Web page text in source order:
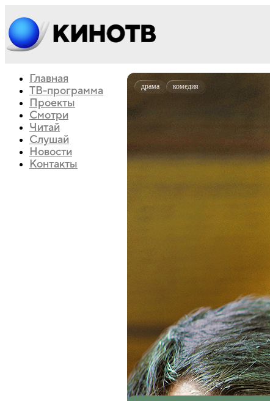
Главная
ТВ-программа
Проекты
Смотри
Читай
Слушай
Новости
Контакты
драма комедия